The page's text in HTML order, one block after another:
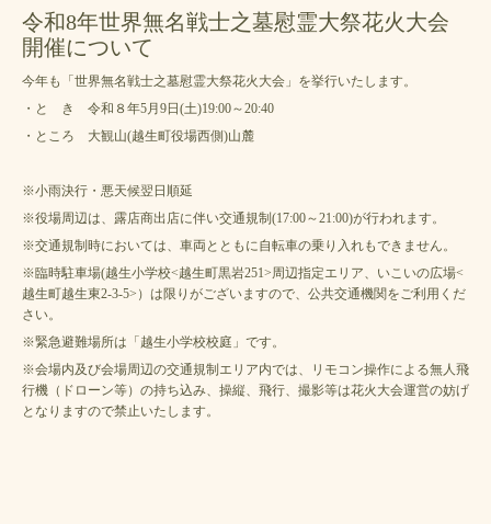
令和8年世界無名戦士之墓慰霊大祭花火大会
開催について
今年も「世界無名戦士之墓慰霊大祭花火大会」を挙行いたします。
・と き 令和８年5月9日(土)19:00～20:40
・ところ 大観山(越生町役場西側)山麓
※小雨決行・悪天候翌日順延
※役場周辺は、露店商出店に伴い交通規制(17:00～21:00)が行われます。
※交通規制時においては、車両とともに自転車の乗り入れもできません。
※臨時駐車場(越生小学校<越生町黒岩251>周辺指定エリア、いこいの広場<
越生町越生東2-3-5>）は限りがございますので、公共交通機関をご利用くだ
さい。
※緊急避難場所は「越生小学校校庭」です。
※会場内及び会場周辺の交通規制エリア内では、リモコン操作による無人飛
行機（ドローン等）の持ち込み、操縦、飛行、撮影等は花火大会運営の妨げ
となりますので禁止いたします。